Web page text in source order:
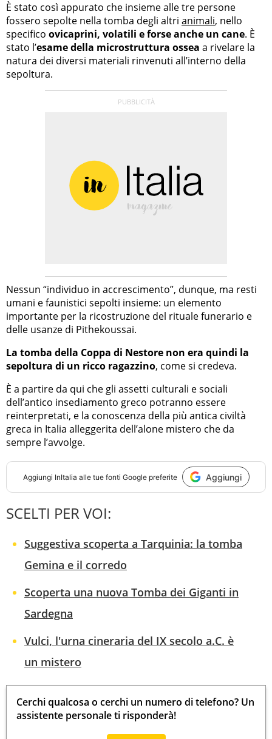
È stato così appurato che insieme alle tre persone
fossero sepolte nella tomba degli altri animali, nello
specifico ovicaprini, volatili e forse anche un cane. È
stato l’esame della microstruttura ossea a rivelare la
natura dei diversi materiali rinvenuti all’interno della
sepoltura.
Nessun “individuo in accrescimento”, dunque, ma resti
umani e faunistici sepolti insieme: un elemento
importante per la ricostruzione del rituale funerario e
delle usanze di Pithekoussai.
La tomba della Coppa di Nestore non era quindi la
sepoltura di un ricco ragazzino, come si credeva.
È a partire da qui che gli assetti culturali e sociali
dell’antico insediamento greco potranno essere
reinterpretati, e la conoscenza della più antica civiltà
greca in Italia alleggerita dell’alone mistero che da
sempre l’avvolge.
Aggiungi InItalia alle tue fonti Google preferite Aggiungi
SCELTI PER VOI:
Suggestiva scoperta a Tarquinia: la tomba
Gemina e il corredo
Scoperta una nuova Tomba dei Giganti in
Sardegna
Vulci, l'urna cineraria del IX secolo a.C. è
un mistero
Cerchi qualcosa o cerchi un numero di telefono? Un
assistente personale ti risponderà!